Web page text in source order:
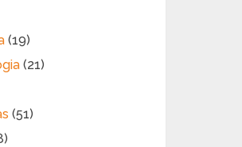
(19)
(21)
(51)